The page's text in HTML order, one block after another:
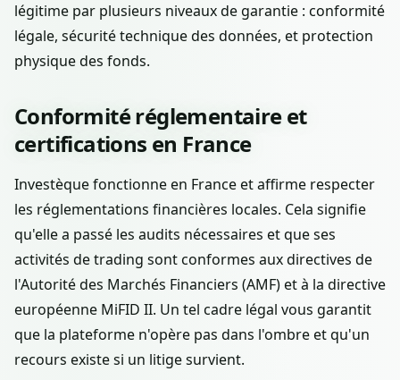
légitime par plusieurs niveaux de garantie : conformité
légale, sécurité technique des données, et protection
physique des fonds.
Conformité réglementaire et
certifications en France
Investèque fonctionne en France et affirme respecter
les réglementations financières locales. Cela signifie
qu'elle a passé les audits nécessaires et que ses
activités de trading sont conformes aux directives de
l'Autorité des Marchés Financiers (AMF) et à la directive
européenne MiFID II. Un tel cadre légal vous garantit
que la plateforme n'opère pas dans l'ombre et qu'un
recours existe si un litige survient.